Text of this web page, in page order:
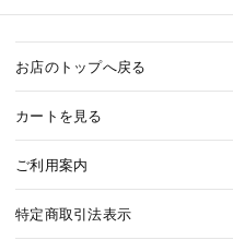
お店のトップへ戻る
カートを見る
ご利用案内
特定商取引法表示